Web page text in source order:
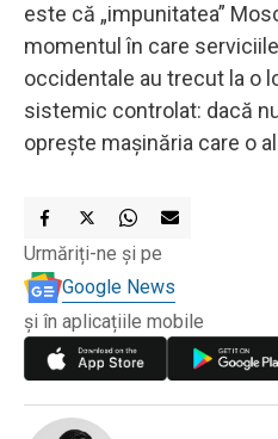
este că „impunitatea”
momentul în care
occidentale au trecut la o
sistemic controlat: dacă
oprește mașinăria care o
Urmăriți-ne și pe
Google News
și în aplicațiile mobile